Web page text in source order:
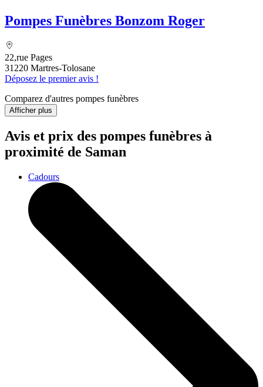
Pompes Funèbres Bonzom Roger
22,rue Pages
31220 Martres-Tolosane
Déposez le premier avis !
Comparez d'autres pompes funèbres
Afficher plus
Avis et prix des pompes funèbres à
proximité de Saman
Cadours